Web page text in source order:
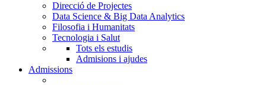
Direcció de Projectes
Data Science & Big Data Analytics
Filosofia i Humanitats
Tecnologia i Salut
Tots els estudis
Admisions i ajudes
Admissions